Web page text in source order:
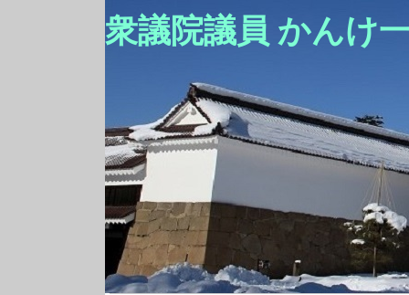
衆議院議員 かんけ